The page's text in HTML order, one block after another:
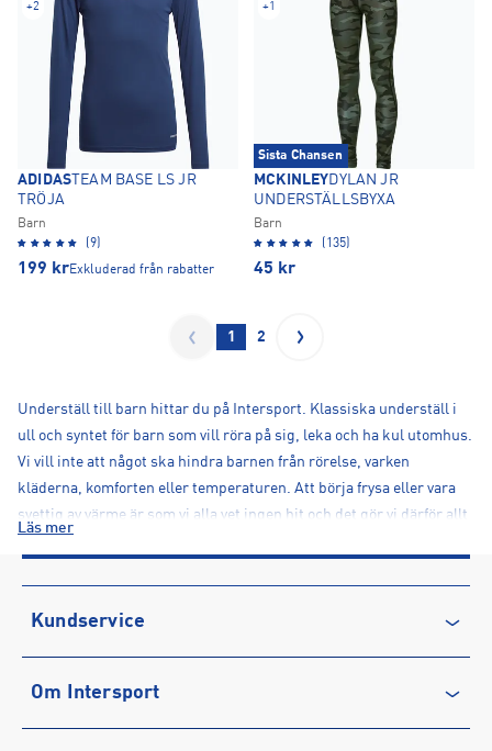
+2
ADIDAS TEAM BASE LS JR
TRÖJA
Barn
(9)
199 krExkluderad från rabatter
+1
Sista Chansen
MCKINLEYDYLAN JR
UNDERSTÄLLSBYXA
Barn
(135)
45 kr
1 2
Underställ till barn hittar du på Intersport. Klassiska underställ i
ull och syntet för barn som vill röra på sig, leka och ha kul utomhus.
Vi vill inte att något ska hindra barnen från rörelse, varken
kläderna, komforten eller temperaturen. Att börja frysa eller vara
svettig av värme är som vi alla vet ingen hit och det gör vi därför allt
Till dig som är förälder är det bästa rådet, när det kommer till
barnkläder för utomhusbruk, vi kan ge: Lager på lager principen.
rörelseförmåga. Börja med ett bra underställ som transporterar
Läs mer
Kundservice
Vanliga frågor & svar
Om Intersport